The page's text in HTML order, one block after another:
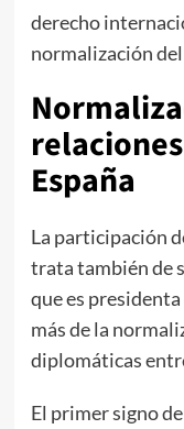
derecho
normalización del
España
La participación
trata también de
que es presidenta
más de la
diplomáticas
El primer signo